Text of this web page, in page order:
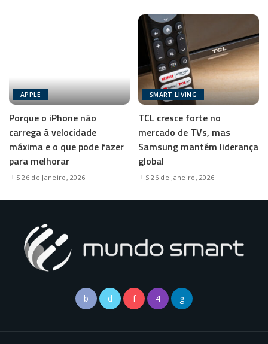
APPLE
Porque o iPhone não
carrega à velocidade
máxima e o que pode fazer
para melhorar
26 de Janeiro, 2026
SMART LIVING
TCL cresce forte no
mercado de TVs, mas
Samsung mantém liderança
global
26 de Janeiro, 2026